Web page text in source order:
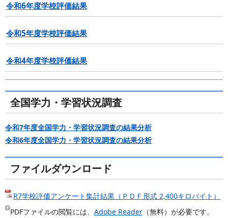
令和6年度学校評価結果
令和5年度学校評価結果
令和4年度学校評価結果
全国学力・学習状況調査
令和7年度全国学力・学習状況調査の結果分析
令和6年度全国学力・学習状況調査の結果分析
ファイルダウンロード
R7学校評価アンケート集計結果（ＰＤＦ形式 2,400キロバイト）
PDFファイルの閲覧には、 Adobe Reader （無料）が必要です。